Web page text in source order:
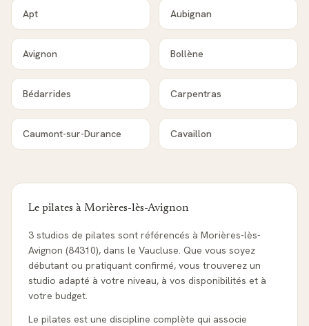
Apt Aubignan
Avignon Bollène
Bédarrides Carpentras
Caumont-sur-Durance Cavaillon
Le pilates à Morières-lès-Avignon
3 studios de pilates sont référencés à Morières-lès-
Avignon (84310), dans le Vaucluse. Que vous soyez
débutant ou pratiquant confirmé, vous trouverez un
studio adapté à votre niveau, à vos disponibilités et à
votre budget.
Le pilates est une discipline complète qui associe